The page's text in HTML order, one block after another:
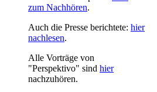
zum Nachhören.
Auch die Presse berichtete: hier
nachlesen.
Alle Vorträge von
"Perspektivo" sind hier
nachzuhören.